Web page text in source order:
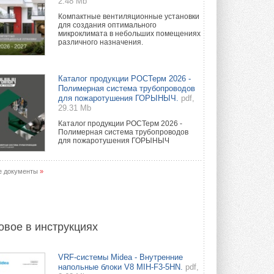
Компактные вентиляционные установки
для создания оптимального
микроклимата в небольших помещениях
различного назначения.
Каталог продукции РОСТерм 2026 -
Полимерная система трубопроводов
для пожаротушения ГОРЫНЫЧ.
pdf,
29.31 Mb
Каталог продукции РОСТерм 2026 -
Полимерная система трубопроводов
для пожаротушения ГОРЫНЫЧ
документы »
в инструкциях
VRF-системы Midea - Внутренние
напольные блоки V8 MIH-F3-5HN. pdf,